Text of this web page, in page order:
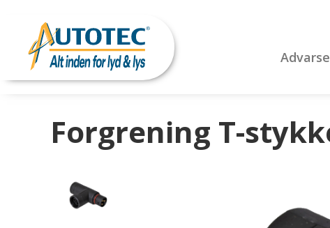
Forgrening T-